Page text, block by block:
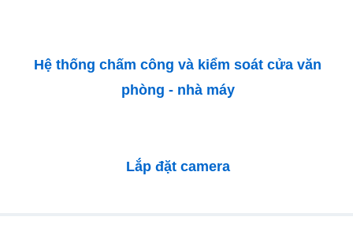
Hệ thống chấm công và kiểm soát cửa văn
phòng - nhà máy
Lắp đặt camera